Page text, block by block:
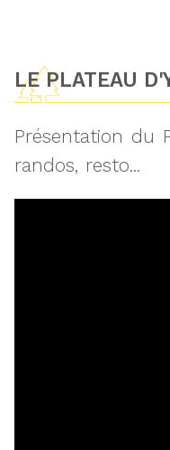
LE PLATEAU
Présentation du
randos, resto...